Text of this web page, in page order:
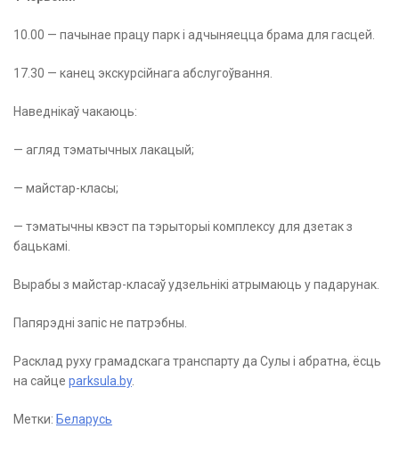
10.00 — пачынае працу парк і адчыняецца брама для гасцей.
17.30 — канец экскурсійнага абслугоўвання.
Наведнікаў чакаюць:
— агляд тэматычных лакацый;
— майстар-класы;
— тэматычны квэст па тэрыторыі комплексу для дзетак з
бацькамі.
Вырабы з майстар-класаў удзельнікі атрымаюць у падарунак.
Папярэдні запіс не патрэбны.
Расклад руху грамадскага транспарту да Сулы і абратна, ёсць
на сайце parksula.by.
Метки: Беларусь